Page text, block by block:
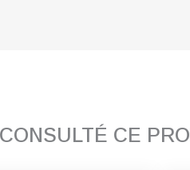
CE